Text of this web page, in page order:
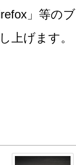
」等の
上げます。